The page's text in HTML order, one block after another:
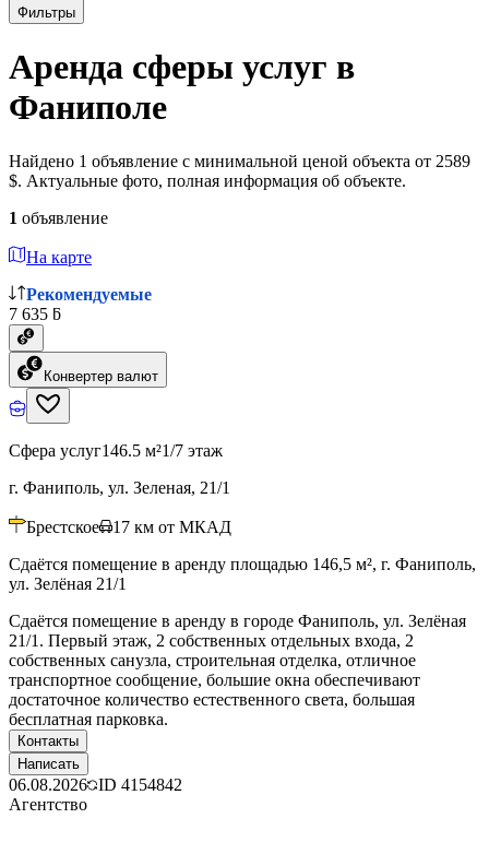
Фильтры
Аренда сферы услуг в
Фаниполе
Найдено 1 объявление с минимальной ценой объекта от 2589
$. Актуальные фото, полная информация об объекте.
1 объявление
На карте
Рекомендуемые
7 635 ƃ
Конвертер валют
Сфера услуг146.5 м²1/7 этаж
г. Фаниполь, ул. Зеленая, 21/1
Брестское 17 км от МКАД
Сдаётся помещение в аренду площадью 146,5 м², г. Фаниполь,
ул. Зелёная 21/1
Сдаётся помещение в аренду в городе Фаниполь, ул. Зелёная
21/1. Первый этаж, 2 собственных отдельных входа, 2
собственных санузла, строительная отделка, отличное
транспортное сообщение, большие окна обеспечивают
достаточное количество естественного света, большая
бесплатная парковка.
Контакты
Написать
06.08.2026 ID 4154842
Агентство